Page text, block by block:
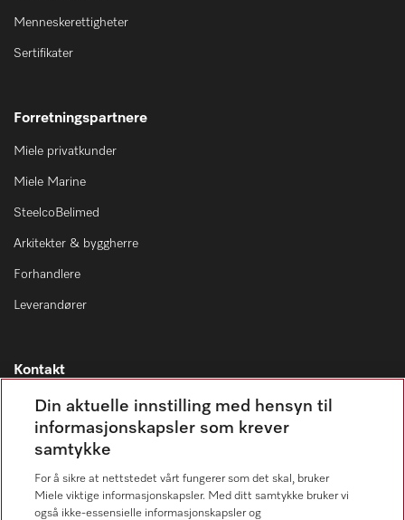
Menneskerettigheter
Sertifikater
Forretningspartnere
Miele privatkunder
Miele Marine
SteelcoBelimed
Arkitekter & byggherre
Forhandlere
Leverandører
Kontakt
Kontaktoversikt
Miele Professional Service
67 17 34 40
Forbrukerkontakt
67 17 31 00
Din aktuelle innstilling med hensyn til
informasjonskapsler som krever
samtykke
For å sikre at nettstedet vårt fungerer som det skal, bruker
Miele viktige informasjonskapsler. Med ditt samtykke bruker vi
også ikke-essensielle informasjonskapsler og